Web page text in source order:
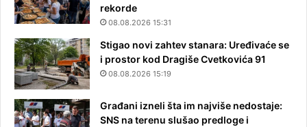
rekorde
08.08.2026 15:31
Stigao novi zahtev stanara: Uređivaće se
i prostor kod Dragiše Cvetkovića 91
08.08.2026 15:19
Građani izneli šta im najviše nedostaje:
SNS na terenu slušao predloge i